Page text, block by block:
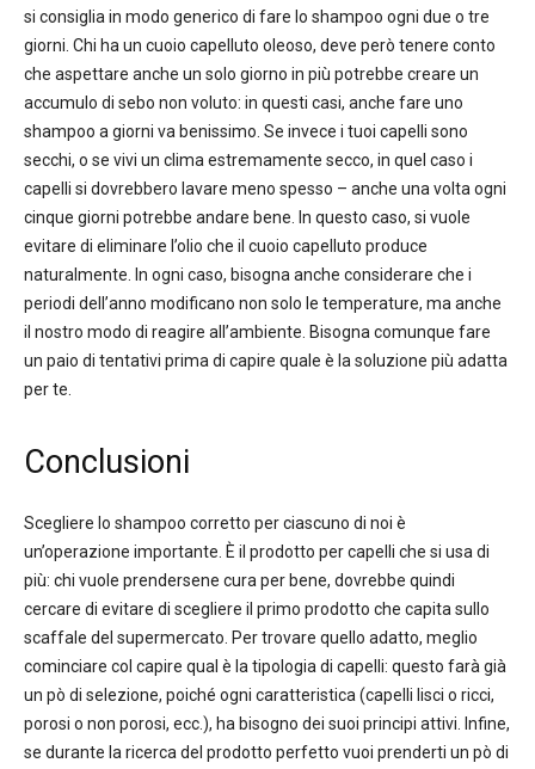
si consiglia in modo generico di fare lo shampoo ogni due o tre
giorni. Chi ha un cuoio capelluto oleoso, deve però tenere conto
che aspettare anche un solo giorno in più potrebbe creare un
accumulo di sebo non voluto: in questi casi, anche fare uno
shampoo a giorni va benissimo. Se invece i tuoi capelli sono
secchi, o se vivi un clima estremamente secco, in quel caso i
capelli si dovrebbero lavare meno spesso – anche una volta ogni
cinque giorni potrebbe andare bene. In questo caso, si vuole
evitare di eliminare l’olio che il cuoio capelluto produce
naturalmente. In ogni caso, bisogna anche considerare che i
periodi dell’anno modificano non solo le temperature, ma anche
il nostro modo di reagire all’ambiente. Bisogna comunque fare
un paio di tentativi prima di capire quale è la soluzione più adatta
per te.
Conclusioni
Scegliere lo shampoo corretto per ciascuno di noi è
un’operazione importante. È il prodotto per capelli che si usa di
più: chi vuole prendersene cura per bene, dovrebbe quindi
cercare di evitare di scegliere il primo prodotto che capita sullo
scaffale del supermercato. Per trovare quello adatto, meglio
cominciare col capire qual è la tipologia di capelli: questo farà già
un pò di selezione, poiché ogni caratteristica (capelli lisci o ricci,
porosi o non porosi, ecc.), ha bisogno dei suoi principi attivi. Infine,
se durante la ricerca del prodotto perfetto vuoi prenderti un pò di